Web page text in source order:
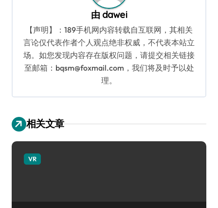
由 dawei
【声明】：189手机网内容转载自互联网，其相关
言论仅代表作者个人观点绝非权威，不代表本站立
场。如您发现内容存在版权问题，请提交相关链接
至邮箱：bqsm@foxmail.com，我们将及时予以处
理。
相关文章
VR